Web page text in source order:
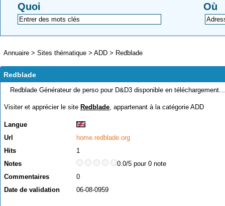
Quoi Où
Annuaire > Sites thématique > ADD > Redblade
Redblade
Redblade Générateur de perso pour D&D3 disponible en téléchargement...
Visiter et apprécier le site Redblade, appartenant à la catégorie ADD
Langue
Url
home.redblade.org
Hits
1
Notes
0.0/5 pour 0 note
Commentaires
0
Date de validation
06-08-0959